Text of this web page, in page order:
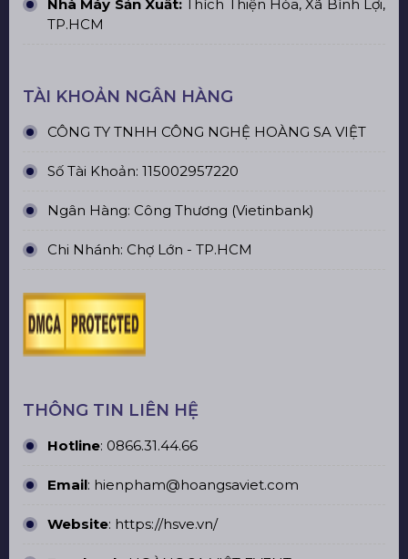
Nhà Máy Sản Xuất: Thích Thiện Hòa, Xã Bình Lợi,
TP.HCM
TÀI KHOẢN NGÂN HÀNG
CÔNG TY TNHH CÔNG NGHỆ HOÀNG SA VIỆT
Số Tài Khoản: 115002957220
Ngân Hàng: Công Thương (Vietinbank)
Chi Nhánh: Chợ Lớn - TP.HCM
THÔNG TIN LIÊN HỆ
Hotline: 0866.31.44.66
Email: hienpham@hoangsaviet.com
Website: https://hsve.vn/